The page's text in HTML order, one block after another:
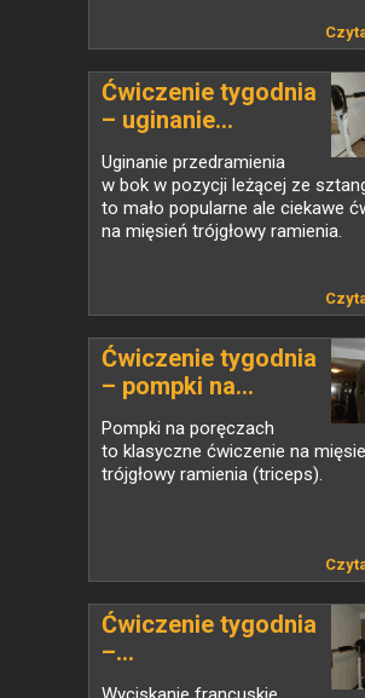
Ćwiczenie tygodnia
– uginanie...
Uginanie przedramienia
w bok w pozycji leżącej ze
to mało popularne ale ciekawe
na mięsień trójgłowy ramienia.
Ćwiczenie tygodnia
– pompki na...
Pompki na poręczach
to klasyczne ćwiczenie na
trójgłowy ramienia (triceps).
Ćwiczenie tygodnia
–...